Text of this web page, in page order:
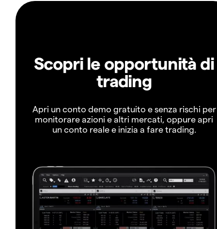
Scopri le opportunità di
trading
Apri un conto demo gratuito e senza rischi per
monitorare azioni e altri mercati, oppure apri
un conto reale e inizia a fare trading.